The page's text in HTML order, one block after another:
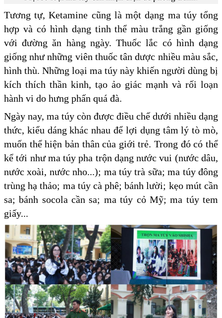
Tương tự, Ketamine cũng là một dạng ma túy tổng
hợp và có hình dạng tinh thể màu trắng gần giống
với đường ăn hàng ngày. Thuốc lắc có hình dạng
giống như những viên thuốc tân dược nhiều màu sắc,
hình thù. Những loại ma túy này khiến người dùng bị
kích thích thần kinh, tạo ảo giác mạnh và rối loạn
hành vi do hưng phấn quá đà.
Ngày nay, ma túy còn được điều chế dưới nhiều dạng
thức, kiểu dáng khác nhau để lợi dụng tâm lý tò mò,
muốn thể hiện bản thân của giới trẻ. Trong đó có thể
kể tới như ma túy pha trộn dạng nước vui (nước dâu,
nước xoài, nước nho...); ma túy trà sữa; ma túy đông
trùng hạ thảo; ma túy cà phê; bánh lười; kẹo mút cần
sa; bánh socola cần sa; ma túy cỏ Mỹ; ma túy tem
giấy...